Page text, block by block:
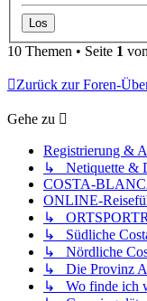
10 Themen • Seite 1
Zurück zur Foren-
Gehe zu
Registrierung &
↳ Netiquette &
COSTA-
ONLINE-
↳
↳ Südliche
↳ Nördliche
↳ Die Provinz
↳ Wo finde ich